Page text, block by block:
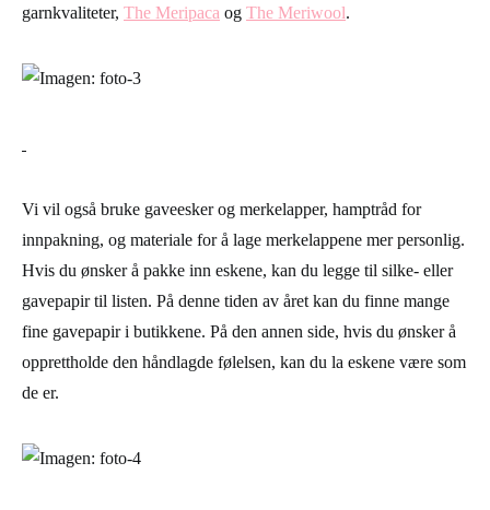
garnkvaliteter, The Meripaca og The Meriwool.
Vi vil også bruke gaveesker og merkelapper, hamptråd for
innpakning, og materiale for å lage merkelappene mer personlig.
Hvis du ønsker å pakke inn eskene, kan du legge til silke- eller
gavepapir til listen. På denne tiden av året kan du finne mange
fine gavepapir i butikkene. På den annen side, hvis du ønsker å
opprettholde den håndlagde følelsen, kan du la eskene være som
de er.